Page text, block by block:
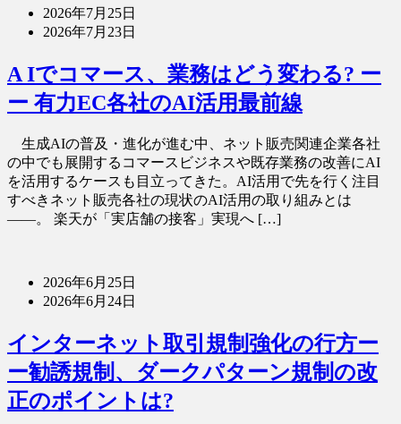
2026年7月25日
2026年7月23日
A Iでコマース、業務はどう変わる? ー
ー 有力EC各社のAI活用最前線
生成AIの普及・進化が進む中、ネット販売関連企業各社
の中でも展開するコマースビジネスや既存業務の改善にAI
を活用するケースも目立ってきた。AI活用で先を行く注目
すべきネット販売各社の現状のAI活用の取り組みとは
――。 楽天が「実店舗の接客」実現へ […]
2026年6月25日
2026年6月24日
インターネット取引規制強化の行方ー
ー勧誘規制、ダークパターン規制の改
正のポイントは?